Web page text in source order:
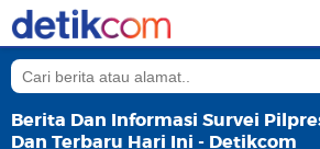
Berita Dan Informasi Survei
Dan Terbaru Hari Ini - Detikcom